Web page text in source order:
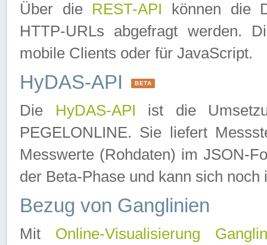
Über die REST-API können die
HTTP-URLs abgefragt werden.
mobile Clients oder für JavaScript.
HyDAS-API BETA
Die HyDAS-API ist die
PEGELONLINE. Sie liefert
Messwerte (Rohdaten) im JSON-
der Beta-Phase und kann sich noch
Bezug von Ganglinien
Mit Online-Visualisierung